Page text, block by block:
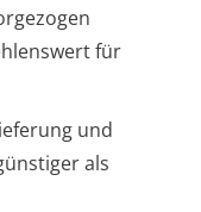
für
und
als